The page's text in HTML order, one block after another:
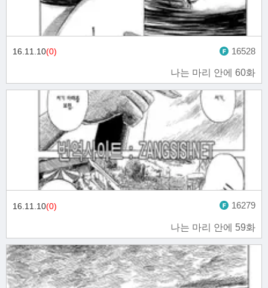
나는 마리 안에 60화
16.11.10(0) 16528
나는 마리 안에 59화
16.11.10(0) 16279